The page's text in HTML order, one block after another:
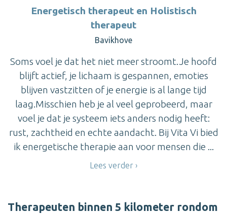
Energetisch therapeut en Holistisch
therapeut
Bavikhove
Soms voel je dat het niet meer stroomt.Je hoofd
blijft actief, je lichaam is gespannen, emoties
blijven vastzitten of je energie is al lange tijd
laag.Misschien heb je al veel geprobeerd, maar
voel je dat je systeem iets anders nodig heeft:
rust, zachtheid en echte aandacht. Bij Vita Vi bied
ik energetische therapie aan voor mensen die ...
Lees verder
Therapeuten binnen 5 kilometer rondom